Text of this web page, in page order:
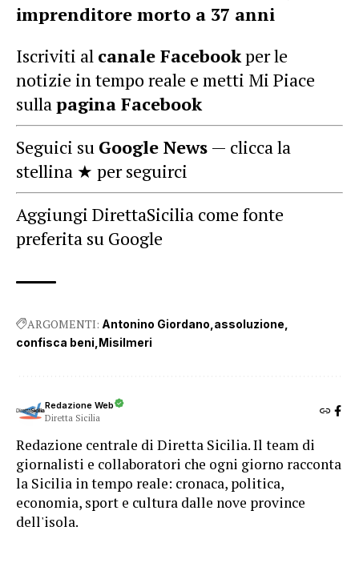
imprenditore morto a 37 anni
Iscriviti al canale Facebookper le
notizie in tempo reale e metti Mi Piace
sullapagina Facebook
Seguici su Google News — clicca la
stellina ★ per seguirci
Aggiungi DirettaSicilia come fonte
preferita su Google
ARGOMENTI: Antonino Giordano assoluzione
confisca beni Misilmeri
Redazione Web
Diretta Sicilia
Redazione centrale di Diretta Sicilia. Il team di
giornalisti e collaboratori che ogni giorno racconta
la Sicilia in tempo reale: cronaca, politica,
economia, sport e cultura dalle nove province
dell'isola.